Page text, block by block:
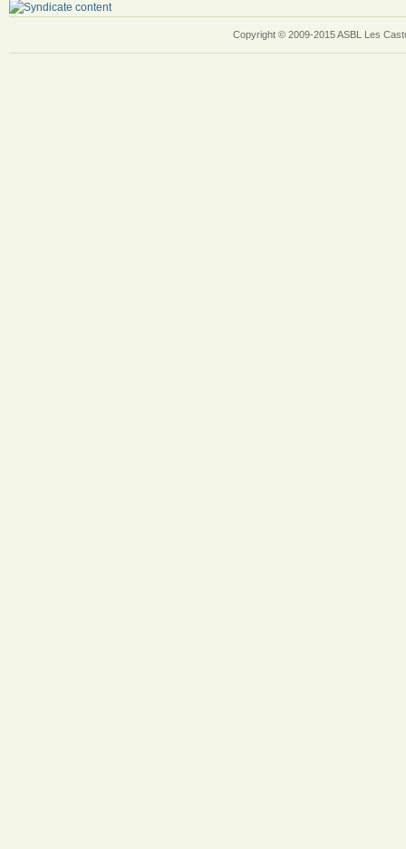
Copyright © 2009-2015 ASBL Les